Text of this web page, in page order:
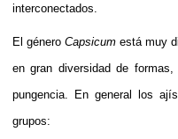
interconectados.
El géneroCapsicum está muy
en gran diversidad de
pungencia. En general los
grupos: